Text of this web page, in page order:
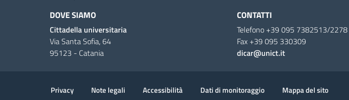
DOVE SIAMO
Cittadella universitaria
Via Santa Sofia, 64
95123 - Catania
CONTATTI
Telefono +39 095 7382513/2278
Fax +39 095 330309
dicar@unict.it
Privacy Note legali Accessibilità Dati di monitoraggio Mappa del sito